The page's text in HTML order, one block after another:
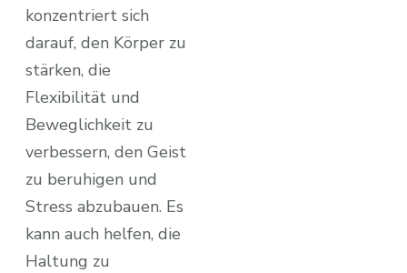
konzentriert sich
darauf, den Körper zu
stärken, die
Flexibilität und
Beweglichkeit zu
verbessern, den Geist
zu beruhigen und
Stress abzubauen. Es
kann auch helfen, die
Haltung zu